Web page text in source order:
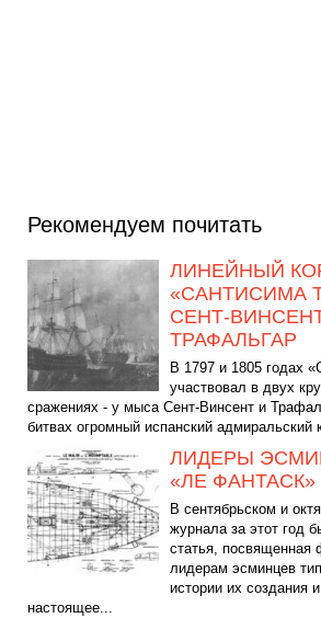
Рекомендуем почитать
ЛИНЕЙНЫЙ
«САНТИСИМА
СЕНТ-
ТРАФАЛЬГАР
В 1797 и 1805 годах
участвовал в двух
сражениях - у мыса Сент-Винсент и
битвах огромный испанский адмиральский
ЛИДЕРЫ
«ЛЕ ФАНТАСК»
В сентябрьском и
журнала за этот год
статья, посвященная
лидерам эсминцев
истории их создания
настоящее...